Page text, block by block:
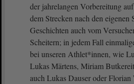
der jahrelangen Vorbereitung
dem Strecken nach den eigenen
Geschichten auch vom
Scheitern; in jedem Fall
bei unseren Athlet*innen, wie
Lukas Märtens, Miriam
auch Lukas Dauser oder